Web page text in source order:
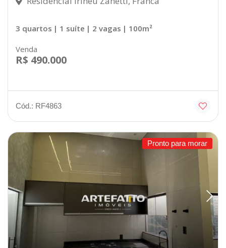
3 quartos | 1 suíte | 2 vagas | 100m²
Venda
R$ 490.000
Cód.: RF4863
Pronto para morar